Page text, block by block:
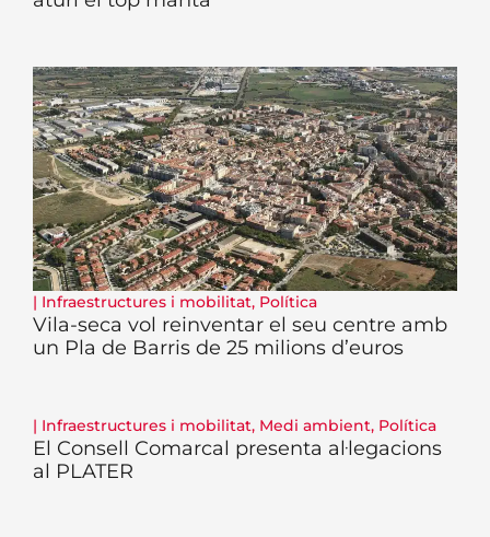
| Infraestructures i mobilitat, Política
Vila-seca vol reinventar el seu centre amb
un Pla de Barris de 25 milions d’euros
| Infraestructures i mobilitat, Medi ambient, Política
El Consell Comarcal presenta al·legacions
al PLATER